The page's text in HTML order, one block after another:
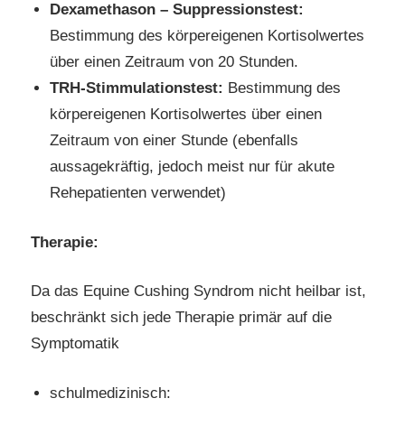
Dexamethason – Suppressionstest:
Bestimmung des körpereigenen Kortisolwertes
über einen Zeitraum von 20 Stunden.
TRH-Stimmulationstest: Bestimmung des
körpereigenen Kortisolwertes über einen
Zeitraum von einer Stunde (ebenfalls
aussagekräftig, jedoch meist nur für akute
Rehepatienten verwendet)
Therapie:
Da das Equine Cushing Syndrom nicht heilbar ist,
beschränkt sich jede Therapie primär auf die
Symptomatik
schulmedizinisch: